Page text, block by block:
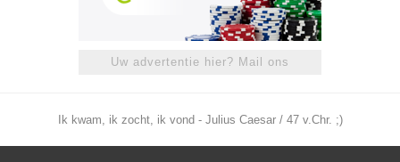
Uw advertentie hier? Mail ons
Ik kwam, ik zocht, ik vond - Julius Caesar / 47 v.Chr. ;)